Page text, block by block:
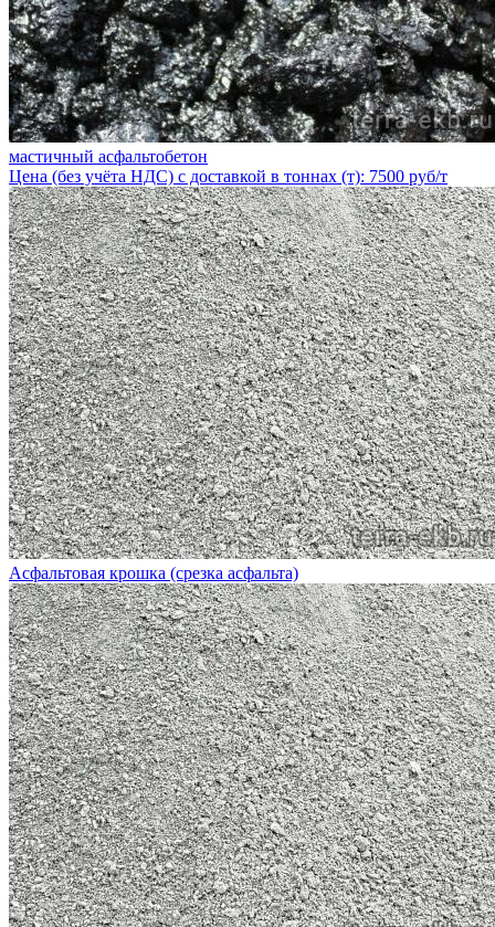
мастичный асфальтобетон
Цена (без учёта НДС) с доставкой в тоннах (т): 7500 руб/т
Асфальтовая крошка (срезка асфальта)